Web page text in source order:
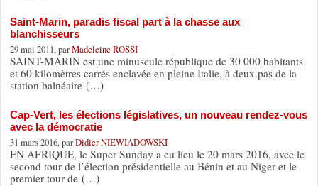
Saint-Marin, paradis fiscal part à la chasse aux
blanchisseurs
29 mai 2011, parMadeleine ROSSI
SAINT-MARIN est une minuscule république de 30 000 habitants
et 60 kilomètres carrés enclavée en pleine Italie, à deux pas de la
station balnéaire (…)
Cap-Vert, les élections législatives, un nouveau rendez-vous
avec la démocratie
31 mars 2016, parDidier NIEWIADOWSKI
EN AFRIQUE, le Super Sunday a eu lieu le 20 mars 2016, avec le
second tour de l’élection présidentielle au Bénin et au Niger et le
premier tour de (…)